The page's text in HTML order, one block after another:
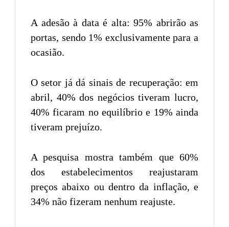
A adesão à data é alta: 95% abrirão as
portas, sendo 1% exclusivamente para a
ocasião.
O setor já dá sinais de recuperação: em
abril, 40% dos negócios tiveram lucro,
40% ficaram no equilíbrio e 19% ainda
tiveram prejuízo.
A pesquisa mostra também que 60%
dos estabelecimentos reajustaram
preços abaixo ou dentro da inflação, e
34% não fizeram nenhum reajuste.